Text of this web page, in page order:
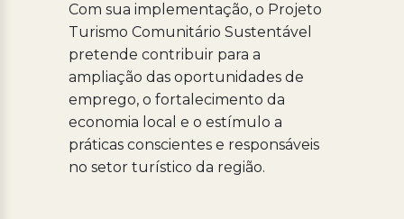
Com sua implementação, o Projeto
Turismo Comunitário Sustentável
pretende contribuir para a
ampliação das oportunidades de
emprego, o fortalecimento da
economia local e o estímulo a
práticas conscientes e responsáveis
no setor turístico da região.